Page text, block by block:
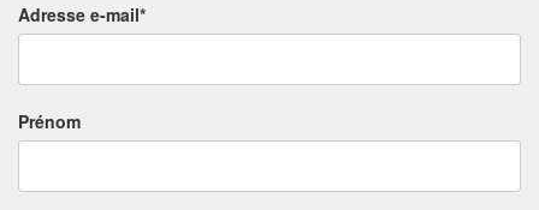
Adresse e-mail*
Prénom